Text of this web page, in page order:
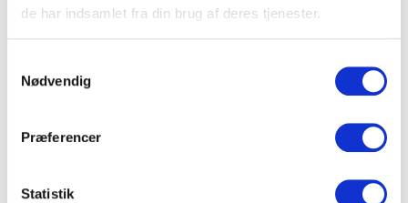
de har indsamlet fra din brug af deres tjenester.
Nødvendig
Præferencer
Statistik
event